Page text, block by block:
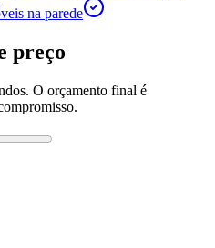
na parede
preço
O orçamento final é